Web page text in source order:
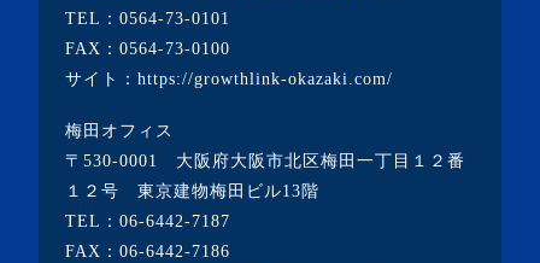
・2022年8月(1記事)
・2022年7月(2記事)
・2022年5月(1記事)
・2022年4月(2記事)
・2022年3月(3記事)
TEL： 0564-73-0101
FAX：0564-73-0100
サイト： https://growthlink-okazaki.com/
梅田オフィス
〒530-0001 大阪府大阪市北区梅田一丁目１２番
１２号 東京建物梅田ビル13階
TEL： 06-6442-7187
FAX：06-6442-7186